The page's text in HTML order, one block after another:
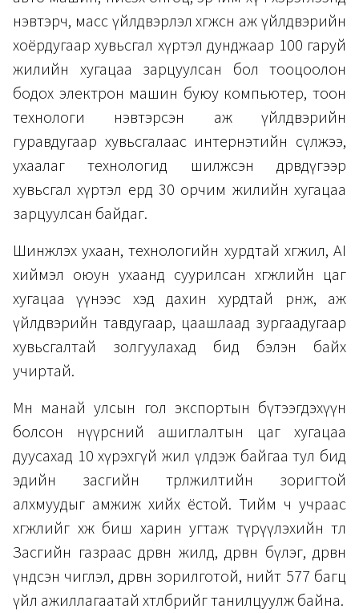
нэвтэрч, масс үйлдвэрлэл хөгжсөн аж үйлдвэрийн
хоёрдугаар хувьсгал хүртэл дунджаар 100 гаруй
жилийн хугацаа зарцуулсан бол тооцоолон
бодох электрон машин буюу компьютер, тоон
технологи нэвтэрсэн аж үйлдвэрийн
гуравдугаар хувьсгалаас интернэтийн сүлжээ,
ухаалаг технологид шилжсэн дөрөвдүгээр
хувьсгал хүртэл ердөө 30 орчим жилийн хугацаа
зарцуулсан байдаг.
Шинжлэх ухаан, технологийн хурдтай хөгжил, AI
хиймэл оюун ухаанд суурилсан хөгжлийн цаг
хугацаа үүнээс хэд дахин хурдтай өрнөж, аж
үйлдвэрийн тавдугаар, цаашлаад зургаадугаар
хувьсгалтай золгуулахад бид бэлэн байх
учиртай.
Мөн манай улсын гол экспортын бүтээгдэхүүн
болсон нүүрсний ашиглалтын цаг хугацаа
дуусахад 10 хүрэхгүй жил үлдэж байгаа тул бид
эдийн засгийн төрөлжилтийн зоригтой
алхмуудыг амжиж хийх ёстой. Тийм ч учраас
хөгжлийг хөөж биш харин угтаж түрүүлэхийн төлөө
Засгийн газраас дөрвөн жилд, дөрвөн бүлэг, дөрвөн
үндсэн чиглэл, дөрвөн зорилготой, нийт 577 багц
үйл ажиллагаатай хөтөлбөрийг танилцуулж байна.